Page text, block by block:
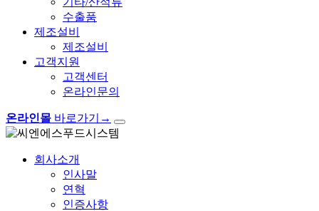
수출품
제조설비
제조설비
고객지원
고객센터
온라인문의
온라인몰 바로가기 →
회사소개
인사말
연혁
인증사항